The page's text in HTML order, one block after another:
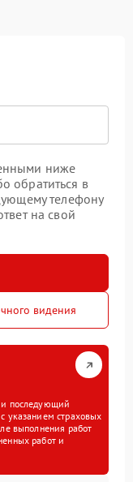
ниже
обратиться в
телефону
на свой
видения
и последующий
указанием страховых
выполнения работ
работ и